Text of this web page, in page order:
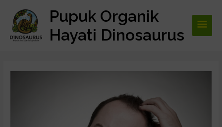
konten
Pupuk Organik
Hayati Dinosaurus